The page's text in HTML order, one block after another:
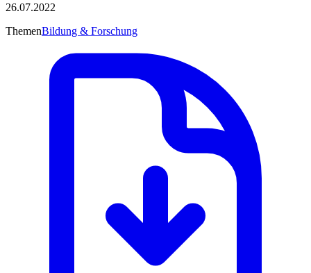
26.07.2022
ThemenBildung & Forschung